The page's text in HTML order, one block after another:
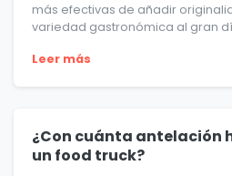
más efectivas de añadir
variedad gastronómica al gran
Leer más
¿Con cuánta antelación
un food truck?